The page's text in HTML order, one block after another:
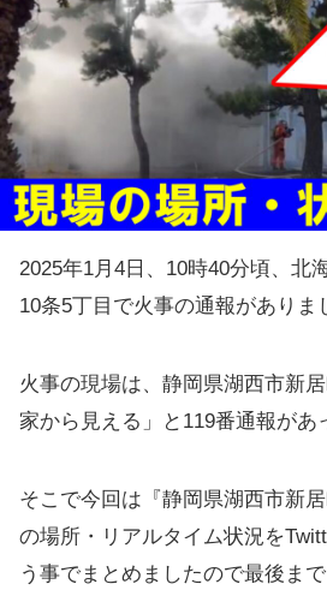
2025年1月4日、10時40分頃、北
10条5丁目で火事の通報がありま
火事の現場は、静岡県湖西市新
家から見える」と119番通報があ
そこで今回は『静岡県湖西市新
の場所・リアルタイム状況を
う事でまとめましたので最後まで